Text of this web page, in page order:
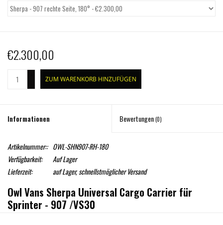
€2.300,00
ZUM WARENKORB HINZUFÜGEN
Informationen Bewertungen(0)
Artikelnummer:: OWL-SHN907-RH-180
Verfügbarkeit:
Auf Lager
Lieferzeit:
auf Lager, schnellstmöglicher Versand
Owl Vans Sherpa Universal Cargo Carrier für
Sprinter - 907 /VS30